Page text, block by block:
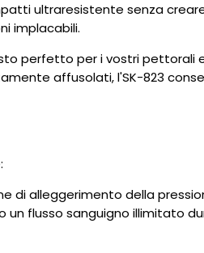
ultraresistente senza
implacabili.
perfetto per i vostri pettorali
affusolati, l'SK-823
di alleggerimento della
flusso sanguigno illimitato